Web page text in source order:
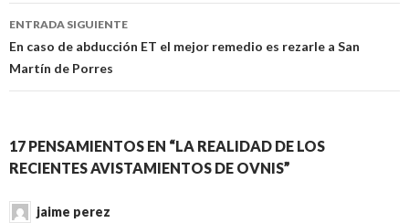
entradas
ENTRADA SIGUIENTE
En caso de abducción ET el mejor remedio es rezarle a San
Martín de Porres
17 PENSAMIENTOS EN “LA REALIDAD DE LOS
RECIENTES AVISTAMIENTOS DE OVNIS”
jaime perez